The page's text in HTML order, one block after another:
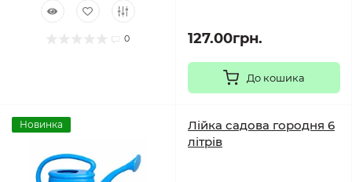
0 127.00грн.
До кошика
Новинка
Лійка садова городня 6
літрів